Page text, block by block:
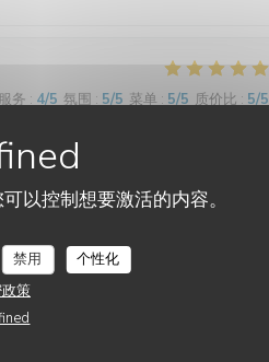
以控制想要激活的内容。
禁用
个性化
策
服务 : 4/5 氛围 : 5/5 菜单 : 5/5 质价比 : 5/5
服务:5/5 氛围:5/5 菜单
! Le poulpe était incroyablement